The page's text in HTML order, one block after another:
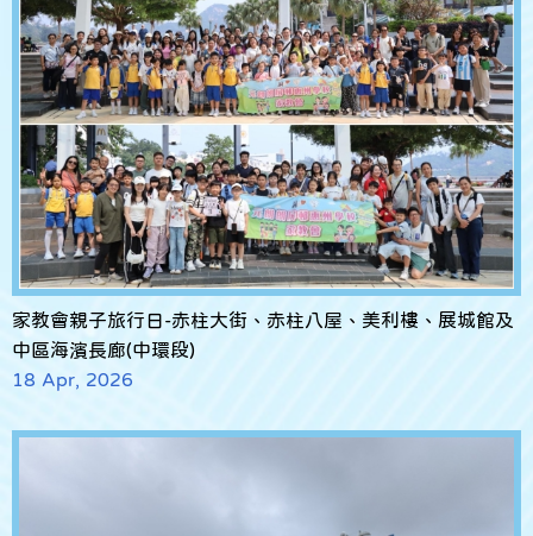
家教會親子旅行日-赤柱大街、赤柱八屋、美利樓、展城館及
中區海濱長廊(中環段)
18 Apr, 2026